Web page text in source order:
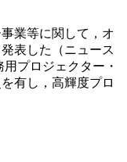
業等に関して，オ
表した（ニュース
プロジェクター・
有し，高輝度プロ